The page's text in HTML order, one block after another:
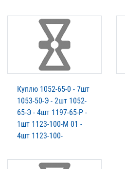
Куплю 1052-65-0 - 7шт
1053-50-Э - 2шт 1052-
65-Э - 4шт 1197-65-Р -
1шт 1123-100-М 01 -
4шт 1123-100-